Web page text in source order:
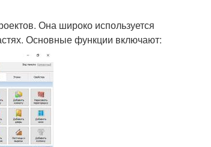
Она широко используется
Основные функции включают: